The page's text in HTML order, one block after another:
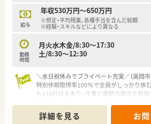
4日付与され、連休の取得も可能です。
【こんな方にオススメ】
■残業がほぼなく年間休日も多いため、ご
時間を大切にしたい方に最適な職場です。
■循環器科の領域に興味があり、専門性を
てスキルアップしていきたい方におすすめで
を実践したいと考えている方にぴったりで
給与
年収530万円～650万円
※想定・平均残業、各種手当を含んだ総額
※経験・スキルなどにより異なる
勤務
時間
月火水木金/8:30〜17:30
土/8:30〜12:30
＼水日祝休みでプライベート充実／（高岡市
特別休暇取得率100％で全員がしっかり休
も114日以上あり、仕事と家庭の両立を目
＊------------------------------------------＊
詳細を見る お